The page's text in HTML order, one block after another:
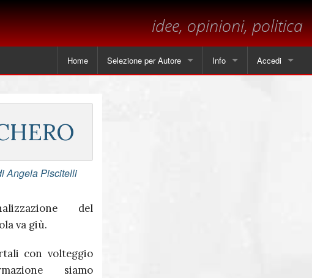
idee, opinioni, politica
Home Selezione per Autore Info Accedi
Angela Piscitelli
del
va giù.
con volteggio
siamo